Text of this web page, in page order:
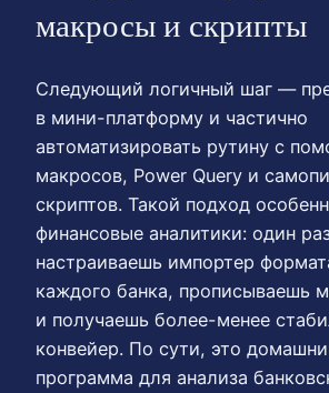
макросы и скрипты
Следующий логичный шаг —
в мини-платформу и частично
автоматизировать рутину с
макросов, Power Query и
скриптов. Такой подход
финансовые аналитики: один
настраиваешь импортер
каждого банка, прописываешь
и получаешь более-менее
конвейер. По сути, это
программа для анализа